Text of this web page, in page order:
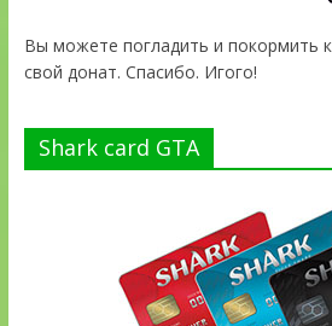
Вы можете погладить и покормить
свой донат. Спасибо. Игого!
Shark card GTA